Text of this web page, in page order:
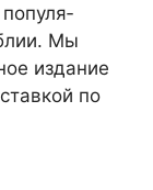
популя­
Мы
издание
по